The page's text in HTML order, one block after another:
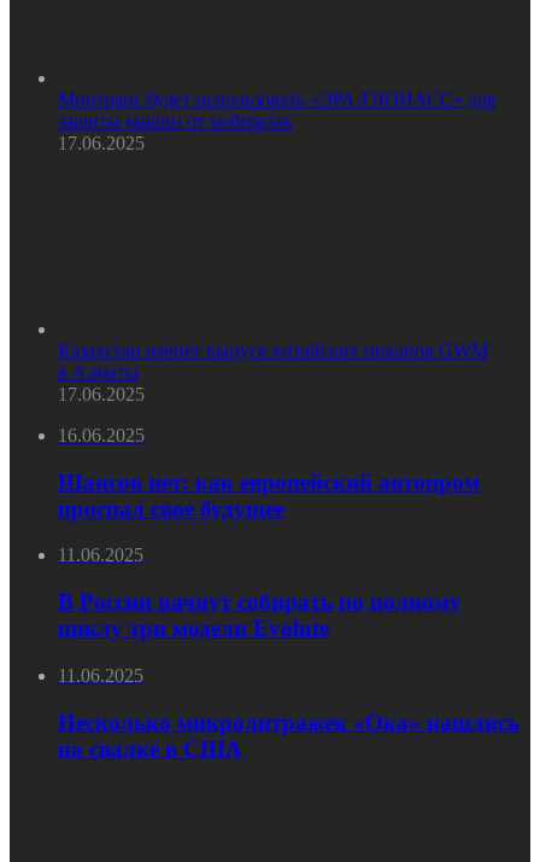
Минтранс будет использовать «ЭРА-ГЛОНАСС» для
защиты машин от кибератак
17.06.2025
Казахстан начнет выпуск китайских пикапов GWM
в Алматы
17.06.2025
16.06.2025
Шансов нет: как европейский автопром
проспал свое будущее
11.06.2025
В России начнут собирать по полному
циклу три модели Evolute
11.06.2025
Несколько микролитражек «Ока» нашлись
на свалке в США